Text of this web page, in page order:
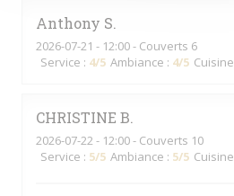
Anthony S
2026-07-21 - 12:00 - Couverts 6
Service : 4/5 Ambiance : 4/5 Cuisine
CHRISTINE B
2026-07-22 - 12:00 - Couverts 10
Service : 5/5 Ambiance : 5/5 Cuisine